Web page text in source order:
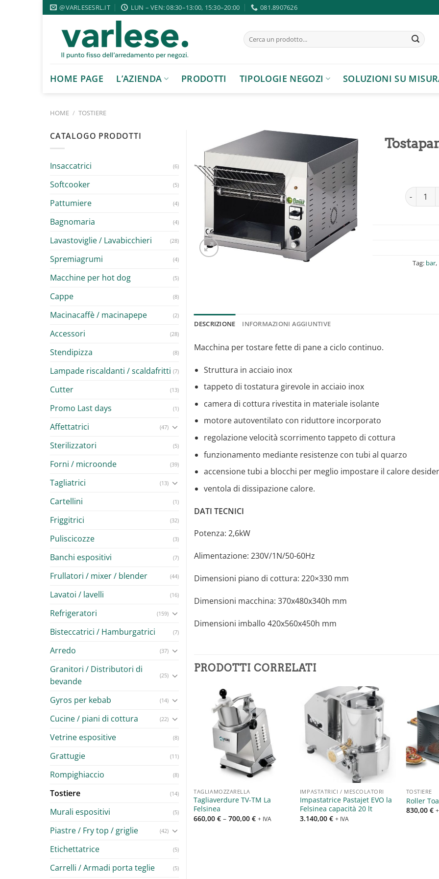
Salta
ai
contenuti
@VARLESESRL.IT LUN – VEN: 08:30–13:00, 15:30–20:00 081.8907626
Cerca:
HOME PAGE L’AZIENDA PRODOTTI TIPOLOGIE NEGOZI SOLUZIONI SU
HOME / TOSTIERE
CATALOGO PRODOTTI
Insaccatrici (6)
Softcooker (5)
Pattumiere (4)
Bagnomaria (4)
Lavastoviglie / Lavabicchieri (28)
Spremiagrumi (4)
Macchine per hot dog (5)
Cappe (8)
Macinacaffè / macinapepe (2)
Accessori (28)
Stendipizza (8)
Lampade riscaldanti / scaldafritti (7)
Cutter (13)
Promo Last days (1)
Affettatrici (47)
Sterilizzatori (5)
Forni / microonde (39)
Tagliatrici (13)
Cartellini (1)
Friggitrici (32)
Puliscicozze (3)
Banchi espositivi (7)
Frullatori / mixer / blender (44)
Lavatoi / lavelli (16)
Refrigeratori (159)
Bisteccatrici / Hamburgatrici (7)
Arredo (37)
Granitori / Distributori di
bevande
(25)
Gyros per kebab (14)
Cucine / piani di cottura (22)
Vetrine espositive (8)
Grattugie (11)
Rompighiaccio (8)
Tostiere (14)
Murali espositivi (5)
Piastre / Fry top / griglie (42)
Etichettatrice (5)
Carrelli / Armadi porta teglie (5)
Aggiungi
alla lista
dei
desideri
Tag: bar,
DESCRIZIONE INFORMAZIONI AGGIUNTIVE
Macchina per tostare fette di pane a ciclo continuo.
Struttura in acciaio inox
tappeto di tostatura girevole in acciaio inox
camera di cottura rivestita in materiale isolante
motore autoventilato con riduttore incorporato
regolazione velocità scorrimento tappeto di cottura
funzionamento mediante resistenze con tubi al quarzo
accensione tubi a blocchi per meglio impostare il calore
ventola di dissipazione calore.
DATI TECNICI
Potenza: 2,6kW
Alimentazione: 230V/1N/50-60Hz
Dimensioni piano di cottura: 220×330 mm
Dimensioni macchina: 370x480x340h mm
Dimensioni imballo 420x560x450h mm
PRODOTTI CORRELATI
Aggiungi
alla lista
dei
desideri
TAGLIAMOZZARELLA
Tagliaverdure TV-TM La
Felsinea
660,00€ –700,00€ + IVA
alla lista
dei
desideri
IMPASTATRICI / MESCOLATORI
Impastatrice Pastajet EVO la
Felsinea capacità 20 lt
3.140,00 € + IVA
TOSTIERE
Roller
830,00 €
alla lista
alla lista
IMPASTATRICI / MESCOLATORI
La Felsinea capacità 10 lt